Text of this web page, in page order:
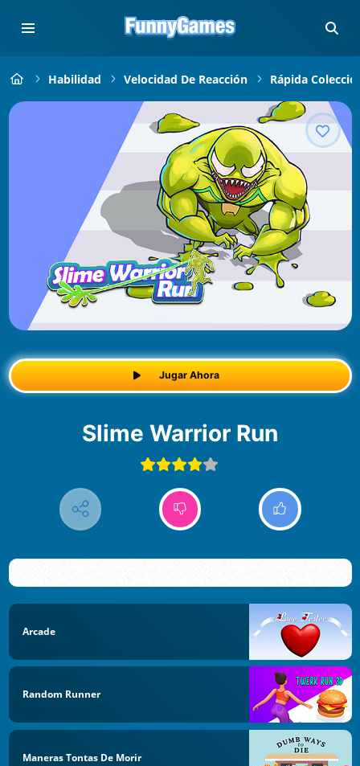
Habilidad Velocidad De Reacción Rápida
Jugar Ahora
Slime Warrior Run
Arcade
Random Runner
Maneras Tontas De Morir